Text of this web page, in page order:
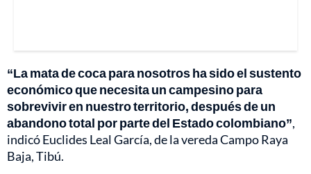
“La mata de coca para nosotros ha sido el sustento
económico que necesita un campesino para
sobrevivir en nuestro territorio, después de un
abandono total por parte del Estado colombiano”,
indicó Euclides Leal García, de la vereda Campo Raya
Baja, Tibú.